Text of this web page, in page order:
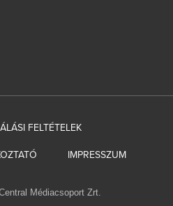
FELTÉTELEK
IMPRESSZUM
Médiacsoport Zrt.